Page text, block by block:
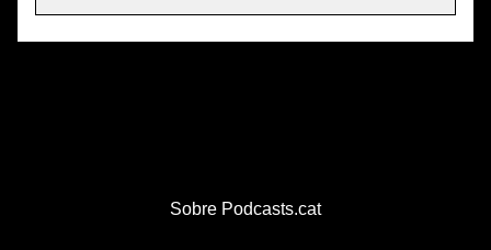
Sobre Podcasts.cat